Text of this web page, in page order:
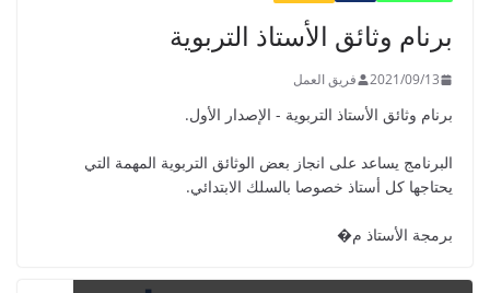
GUIDE DU PROFESSEUR -
PARCOURS - 6ème ANNEE 2021
برنام وثائق الأستاذ التربوية
2021/09/13 فريق العمل
برنام وثائق الأستاذ التربوية - الإصدار الأول.
البرنامج يساعد على انجاز بعض الوثائق التربوية المهمة التي
يحتاجها كل أستاذ خصوصا بالسلك الابتدائي.
برمجة الأستاذ م�